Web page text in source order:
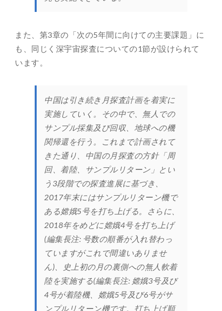
また、第3章の「次の5年間に向けての主要課題」に
も、同じく深宇宙探査についての1節が設けられて
います。
中国は引き続き月探査計画を着実に
実施していく。その中で、無人での
サンプル採集及び回収、地球への機
関帰還を行う。これまで計画されて
きた通り、中国の月探査の方針「周
回、着陸、サンプルリターン」とい
う3段階での探査進展に基づき、
2017年末にはサンプルリターン機で
ある嫦娥5号を打ち上げる。さらに、
2018年をめどに嫦娥4号を打ち上げ
(編集長注: 号数の順番が入れ替わっ
ていますがこれで間違いありませ
ん)、史上初の月の裏側への無人軟着
陸を実施する(編集長注: 嫦娥3号及び
4号が着陸機、嫦娥5号及び6号がサ
ンプルリターン機です。打ち上げ順